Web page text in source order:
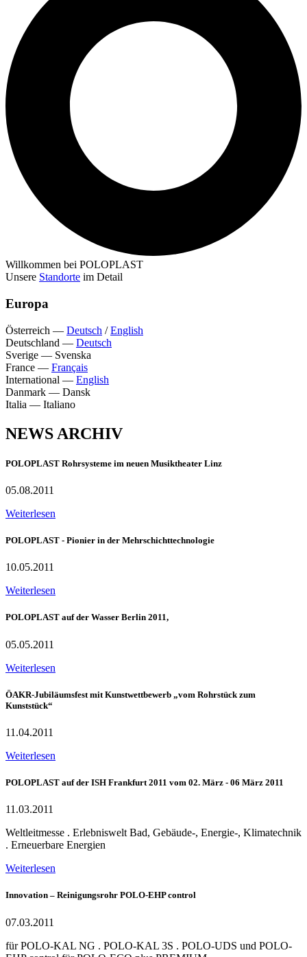
Willkommen bei POLOPLAST
Unsere Standorte im Detail
Europa
Österreich — Deutsch /English
Deutschland — Deutsch
Sverige — Svenska
France — Français
International — English
Danmark — Dansk
Italia — Italiano
NEWS ARCHIV
POLOPLAST Rohrsysteme im neuen Musiktheater Linz
05.08.2011
Weiterlesen
POLOPLAST - Pionier in der Mehrschichttechnologie
10.05.2011
Weiterlesen
POLOPLAST auf der Wasser Berlin 2011,
05.05.2011
Weiterlesen
ÖAKR-Jubiläumsfest mit Kunstwettbewerb „vom Rohrstück zum
Kunststück“
11.04.2011
Weiterlesen
POLOPLAST auf der ISH Frankfurt 2011 vom 02. März - 06 März 2011
11.03.2011
Weltleitmesse . Erlebniswelt Bad, Gebäude-, Energie-, Klimatechnik
. Erneuerbare Energien
Weiterlesen
Innovation – Reinigungsrohr POLO-EHP control
07.03.2011
für POLO-KAL NG . POLO-KAL 3S . POLO-UDS und POLO-